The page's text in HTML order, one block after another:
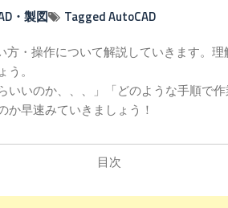
・製図 TaggedAutoCAD
方・操作について解説していきます。
。
いいのか、、、」「どのような手順で
早速みていきましょう！
目次